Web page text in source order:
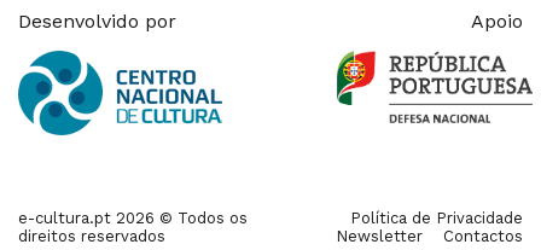
Desenvolvido por Apoio
e-cultura.pt 2026 © Todos os
direitos reservados
Política de Privacidade
Newsletter
Contactos